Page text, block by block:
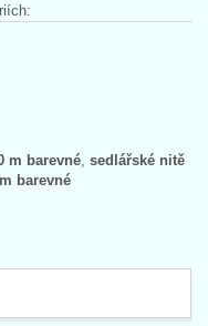
m barevné sedlářské nitě
barevné